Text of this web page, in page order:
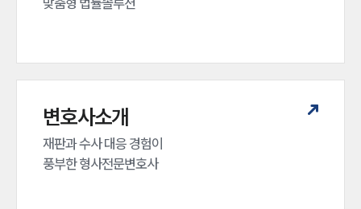
변호사소개
재판과 수사 대응 경험이
풍부한 형사전문변호사